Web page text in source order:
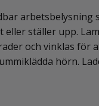
arbetsbelysning
eller ställer upp.
och vinklas för
hörn.